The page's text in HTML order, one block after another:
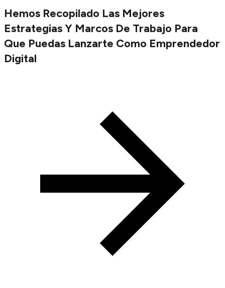
Hemos Recopilado Las Mejores
Estrategias Y Marcos De Trabajo Para
Que Puedas Lanzarte Como Emprendedor
Digital